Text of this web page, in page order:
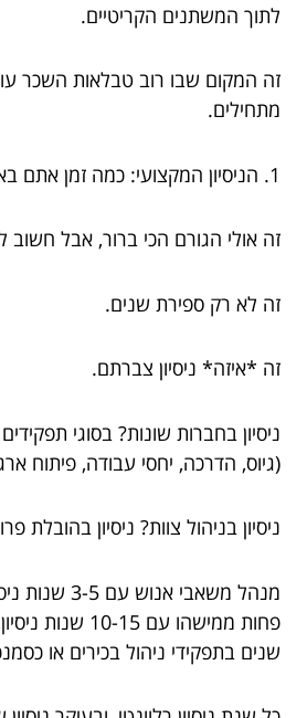
לתוך המשתנים הקריטיים.
זה המקום שבו רוב טבלאות השכר
מתחילים.
1. הניסיון המקצועי: כמה זמן אתם באמת בתוך הסיפור?
זה אולי הגורם הכי ברור, אבל חשוב
זה לא רק ספירת שנים.
זה *איזה* ניסיון צברתם.
(גיוס, הדרכה, יחסי עבודה, פיתוח
ניסיון בניהול צוות? ניסיון בהובלת
מנהל משאבי
שנים בתפקידי ניהול בכירים או